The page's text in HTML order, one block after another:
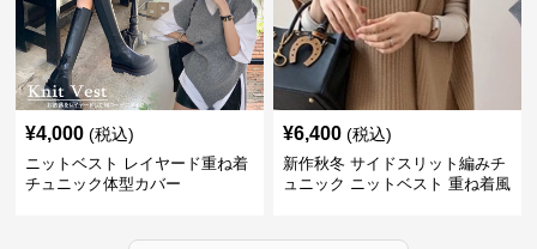
¥4,000 (税込)
ニットベスト レイヤード重ね着
チュニック体型カバー
¥6,400 (税込)
新作秋冬 サイドスリット編みチ
ュニック ニットベスト 重ね着風